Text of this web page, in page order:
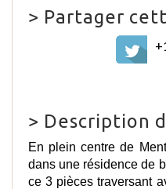
> Partager
> Description
En plein centre de
dans une résidence de
ce 3 pièces traversant